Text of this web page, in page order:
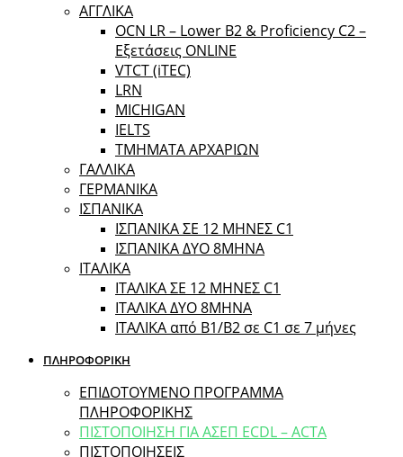
ΑΓΓΛΙΚΑ
OCN LR – Lower B2 & Proficiency C2 –
Εξετάσεις ONLINE
VTCT (iTEC)
LRN
MICHIGAN
IELTS
ΤΜΗΜΑΤΑ ΑΡΧΑΡΙΩΝ
ΓΑΛΛΙΚΑ
ΓΕΡΜΑΝΙΚΑ
ΙΣΠΑΝΙΚΑ
ΙΣΠΑΝΙΚΑ ΣΕ 12 ΜΗΝΕΣ C1
ΙΣΠΑΝΙΚΑ ΔΥΟ 8ΜΗΝΑ
ΙΤΑΛΙΚΑ
ΙΤΑΛΙΚΑ ΣΕ 12 ΜΗΝΕΣ C1
ΙΤΑΛΙΚΑ ΔΥΟ 8ΜΗΝΑ
ΙΤΑΛΙΚΑ από B1/B2 σε C1 σε 7 μήνες
ΠΛΗΡΟΦΟΡΙΚΗ
ΕΠΙΔΟΤΟΥΜΕΝΟ ΠΡΟΓΡΑΜΜΑ
ΠΛΗΡΟΦΟΡΙΚΗΣ
ΠIΣΤΟΠΟΙΗΣΗ ΓΙΑ ΑΣΕΠ ECDL – ACTA
ΠΙΣΤΟΠΟΙΗΣΕΙΣ